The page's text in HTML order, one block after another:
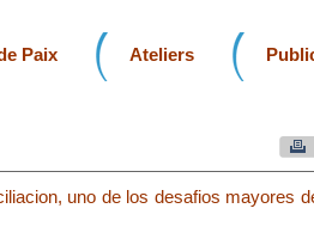
Paix Ateliers
uno de los desafios mayores